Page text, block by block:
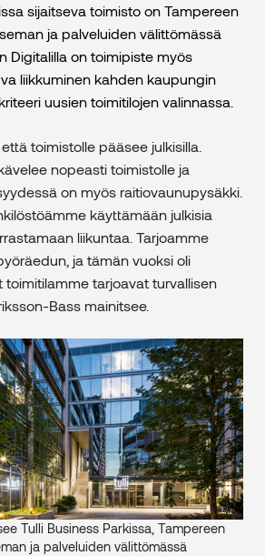
sijaitseva toimisto on Tampereen
ja palveluiden välittömässä
Digitalilla on toimipiste myös
liikkuminen kahden kaupungin
uusien toimitilojen valinnassa.
toimistolle pääsee julkisilla.
nopeasti toimistolle ja
on myös raitiovaunupysäkki.
käyttämään julkisia
liikuntaa. Tarjoamme
ja tämän vuoksi oli
toimitilamme tarjoavat turvallisen
Bass mainitsee.
Tulli Business Parkissa, Tampereen
ja palveluiden välittömässä